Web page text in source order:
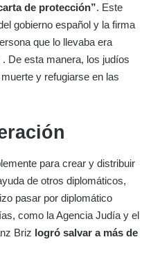
de protección”. Este
gobierno español y la firma
que lo llevaba era
De esta manera, los judíos
y refugiarse en las
para crear y distribuir
de otros diplomáticos,
pasar por diplomático
como la Agencia Judía y el
Briz logró salvar a más de